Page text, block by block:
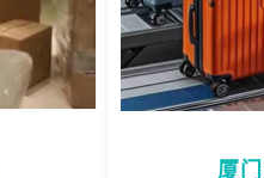
厦